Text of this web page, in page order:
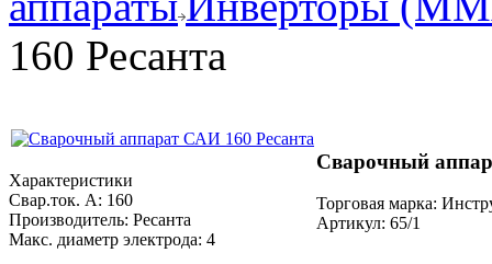
160 Ресанта
Характеристики
Свар.ток. А: 160
Производитель: Ресанта
Макс. диаметр электрода: 4
Сварочный
Торговая марка:
Артикул: 65/1